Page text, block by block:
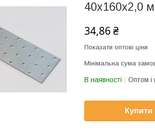
40х160х2,0
34,86 ₴
Показати оптові ціни
Мінімальна сума
В наявності Оптом і
Купити